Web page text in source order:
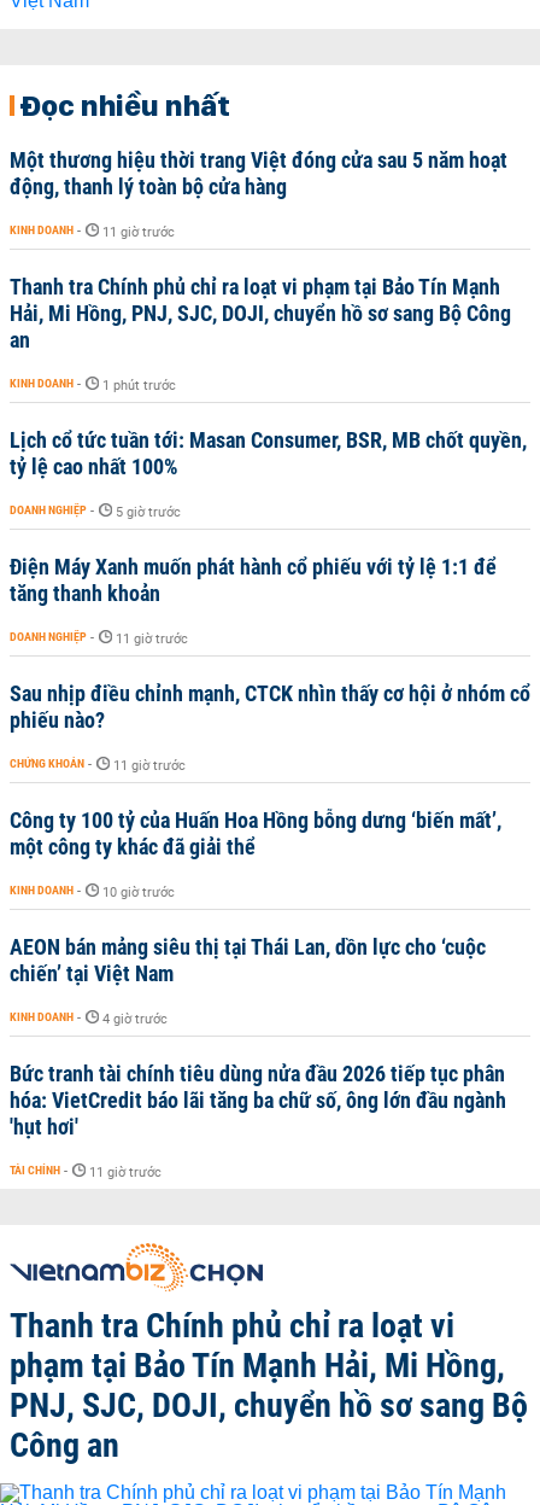
Đọc nhiều nhất
Một thương hiệu thời trang Việt đóng cửa sau 5 năm hoạt
động, thanh lý toàn bộ cửa hàng
KINH DOANH - 11 giờ trước
Thanh tra Chính phủ chỉ ra loạt vi phạm tại Bảo Tín Mạnh
Hải, Mi Hồng, PNJ, SJC, DOJI, chuyển hồ sơ sang Bộ Công
an
KINH DOANH - 1 phút trước
Lịch cổ tức tuần tới: Masan Consumer, BSR, MB chốt quyền,
tỷ lệ cao nhất 100%
DOANH NGHIỆP - 5 giờ trước
Điện Máy Xanh muốn phát hành cổ phiếu với tỷ lệ 1:1 để
tăng thanh khoản
DOANH NGHIỆP - 11 giờ trước
Sau nhịp điều chỉnh mạnh, CTCK nhìn thấy cơ hội ở nhóm cổ
phiếu nào?
CHỨNG KHOÁN - 11 giờ trước
Công ty 100 tỷ của Huấn Hoa Hồng bỗng dưng ‘biến mất’,
một công ty khác đã giải thể
KINH DOANH - 10 giờ trước
AEON bán mảng siêu thị tại Thái Lan, dồn lực cho ‘cuộc
chiến’ tại Việt Nam
KINH DOANH - 4 giờ trước
Bức tranh tài chính tiêu dùng nửa đầu 2026 tiếp tục phân
hóa: VietCredit báo lãi tăng ba chữ số, ông lớn đầu ngành
'hụt hơi'
TÀI CHÍNH - 11 giờ trước
Thanh tra Chính phủ chỉ ra loạt vi
phạm tại Bảo Tín Mạnh Hải, Mi Hồng,
PNJ, SJC, DOJI, chuyển hồ sơ sang Bộ
Công an